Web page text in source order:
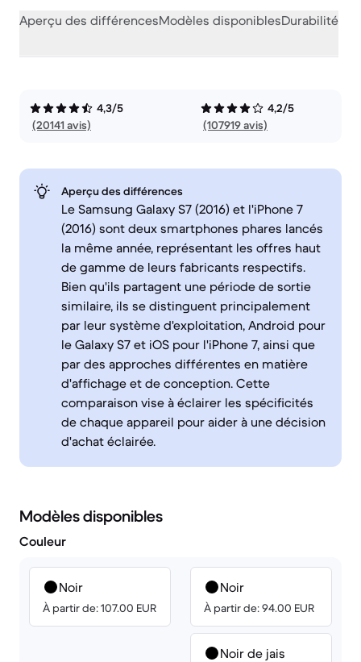
Aperçu des différencesModèles disponiblesDurabilité
4,3/5
(20141 avis)
4,2/5
(107919 avis)
Aperçu des différences
Le Samsung Galaxy S7 (2016) et l'iPhone 7
(2016) sont deux smartphones phares lancés
la même année, représentant les offres haut
de gamme de leurs fabricants respectifs.
Bien qu'ils partagent une période de sortie
similaire, ils se distinguent principalement
par leur système d'exploitation, Android pour
le Galaxy S7 et iOS pour l'iPhone 7, ainsi que
par des approches différentes en matière
d'affichage et de conception. Cette
comparaison vise à éclairer les spécificités
de chaque appareil pour aider à une décision
d'achat éclairée.
Modèles disponibles
Couleur
Noir
À partir de: 107.00 EUR
Noir
À partir de: 94.00 EUR
Noir de jais